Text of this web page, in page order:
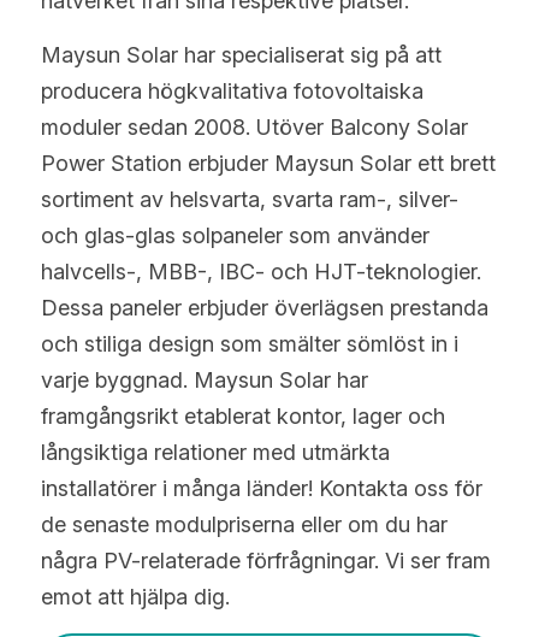
Maysun Solar har specialiserat sig på att
producera högkvalitativa fotovoltaiska
moduler sedan 2008. Utöver Balcony Solar
Power Station erbjuder Maysun Solar ett brett
sortiment av helsvarta, svarta ram-, silver-
och glas-glas solpaneler som använder
halvcells-, MBB-, IBC- och HJT-teknologier.
Dessa paneler erbjuder överlägsen prestanda
och stiliga design som smälter sömlöst in i
varje byggnad. Maysun Solar har
framgångsrikt etablerat kontor, lager och
långsiktiga relationer med utmärkta
installatörer i många länder! Kontakta oss för
de senaste modulpriserna eller om du har
några PV-relaterade förfrågningar. Vi ser fram
emot att hjälpa dig.